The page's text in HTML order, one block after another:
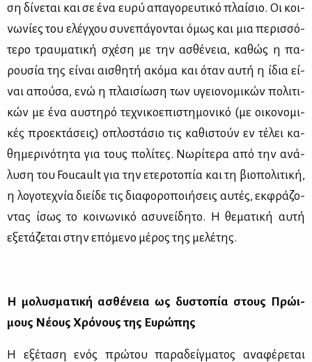
ση δί­νε­ται και σε ένα ευ­ρύ απα­γο­ρευ­τι­κό πλαί­σιο. Οι κοι­
νω­νί­ες του ελέγ­χου συ­νε­πά­γο­νται όμως και μια πε­ρισ­σό­
τε­ρο τραυ­μα­τι­κή σχέ­ση με την ασθέ­νεια, κα­θώς η πα­
ρου­σία της εί­ναι αι­σθη­τή ακό­μα και όταν αυ­τή η ίδια εί­
ναι απού­σα, ενώ η πλαι­σί­ω­ση των υγειο­νο­μι­κών πο­λι­τι­
κών με ένα αυ­στη­ρό τε­χνι­κο­ε­πι­στη­μο­νι­κό (με οι­κο­νο­μι­
κές προ­ε­κτά­σεις) οπλο­στά­σιο τις κα­θι­στούν εν τέ­λει κα­
θη­με­ρι­νό­τη­τα για τους πο­λί­τες. Νω­ρί­τε­ρα από την ανά­
λυ­ση του Foucault για την ετε­ρο­το­πία και τη βιο­πο­λι­τι­κή,
η λο­γο­τε­χνία διεί­δε τις δια­φο­ρο­ποι­ή­σεις αυ­τές, εκ­φρά­ζο­
ντας ίσως το κοι­νω­νι­κό ασυ­νεί­δη­το. Η θε­μα­τι­κή αυ­τή
εξε­τά­ζε­ται στην επό­με­νο μέ­ρος της με­λέ­της.
Η μο­λυ­σμα­τι­κή ασθέ­νεια ως δυ­στο­πία στους Πρώ­ι­
μους Νέ­ους Χρό­νους της Ευ­ρώ­πης
Η εξέ­τα­ση ενός πρώ­του πα­ρα­δείγ­μα­τος ανα­φέ­ρε­ται